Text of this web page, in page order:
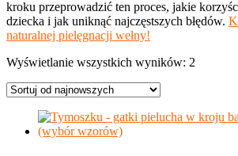
kroku przeprowadzić ten proces, jakie
dziecka i jak uniknąć najczęstszych błędów.
naturalnej pielęgnacji wełny!
Wyświetlanie wszystkich wyników: 2